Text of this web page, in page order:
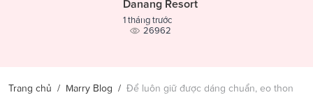
Danang Resort
1 tháng trước
26962
Trang chủ / Marry Blog / Để luôn giữ được dáng chuẩn, eo thon